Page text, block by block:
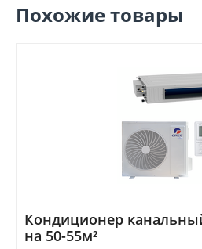
Похожие товары
Кондиционер
на 50-55м²